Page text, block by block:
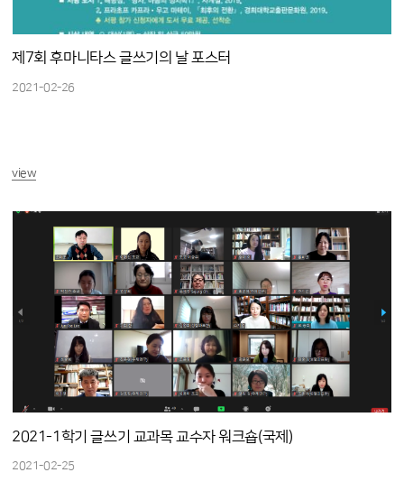
제7회 후마니타스 글쓰기의 날 포스터
2021-02-26
view
2021-1학기 글쓰기 교과목 교수자 워크숍(국제)
2021-02-25